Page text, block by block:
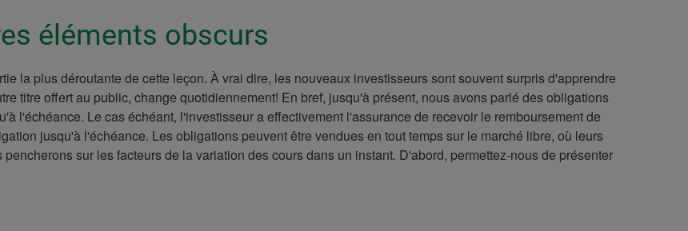
éléments obscurs
la plus déroutante de cette leçon. À vrai dire, les nouveaux investisseurs sont souvent surpris d'apprendre
titre offert au public, change quotidiennement! En bref, jusqu'à présent, nous avons parlé des obligations
l'échéance. Le cas échéant, l'investisseur a effectivement l'assurance de recevoir le remboursement de
jusqu'à l'échéance. Les obligations peuvent être vendues en tout temps sur le marché libre, où leurs
sur les facteurs de la variation des cours dans un instant. D'abord, permettez-nous de présenter